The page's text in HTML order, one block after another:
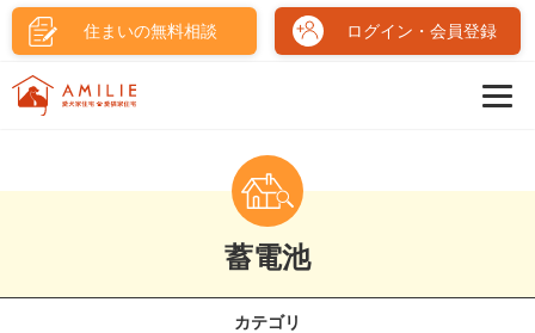
住まいの無料相談 ログイン・会員登録
蓄電池
カテゴリ